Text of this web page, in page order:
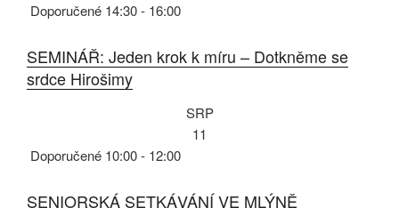
Doporučené 14:30- 16:00
SEMINÁŘ: Jeden krok k míru – Dotkněme se
srdce Hirošimy
SRP
11
Doporučené 10:00- 12:00
SENIORSKÁ SETKÁVÁNÍ VE MLÝNĚ